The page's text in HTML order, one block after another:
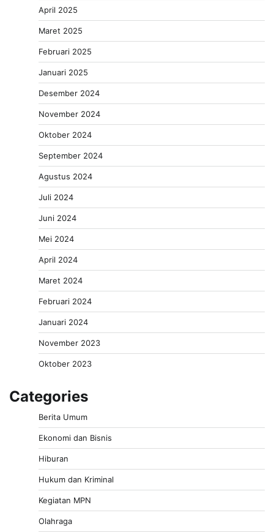
April 2025
Maret 2025
Februari 2025
Januari 2025
Desember 2024
November 2024
Oktober 2024
September 2024
Agustus 2024
Juli 2024
Juni 2024
Mei 2024
April 2024
Maret 2024
Februari 2024
Januari 2024
November 2023
Oktober 2023
Categories
Berita Umum
Ekonomi dan Bisnis
Hiburan
Hukum dan Kriminal
Kegiatan MPN
Olahraga